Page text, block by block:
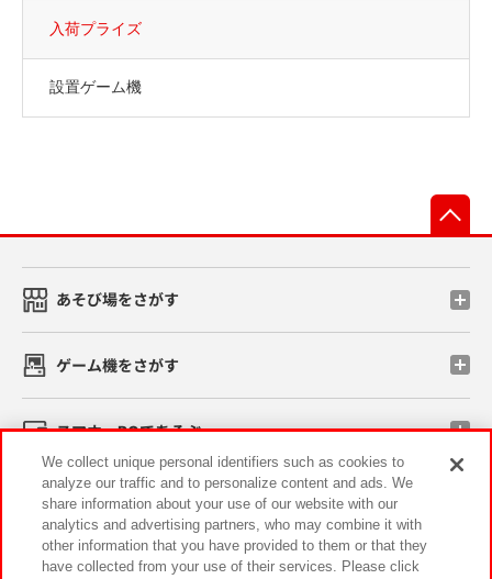
入荷プライズ
設置ゲーム機
あそび場をさがす
ゲーム機をさがす
スマホ・PCであそぶ
イベント・キャンペーン
We collect unique personal identifiers such as cookies to
analyze our traffic and to personalize content and ads. We
share information about your use of our website with our
analytics and advertising partners, who may combine it with
other information that you have provided to them or that they
have collected from your use of their services. Please click